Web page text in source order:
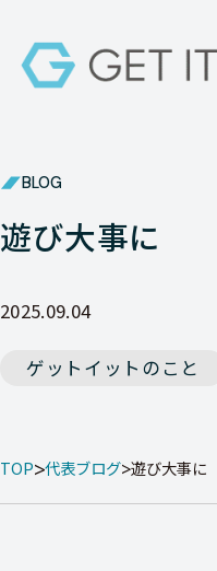
BLOG
遊び大事に
2025.09.04
ゲットイットのこと
TOP 代表ブログ 遊び大事に